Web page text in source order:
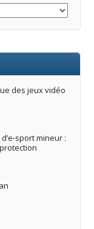
des jeux vidéo
mineur :